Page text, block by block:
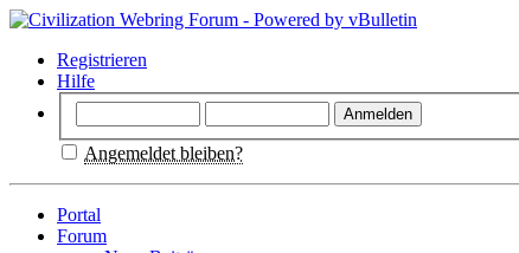
Registrieren
Hilfe
Angemeldet bleiben?
Portal
Forum